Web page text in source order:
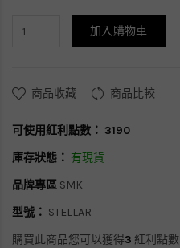
加入購物車
商品收藏 商品比較
可使用紅利點數： 3190
庫存狀態： 有現貨
品牌專區 SMK
型號： STELLAR
購買此商品您可以獲得3 紅利點數